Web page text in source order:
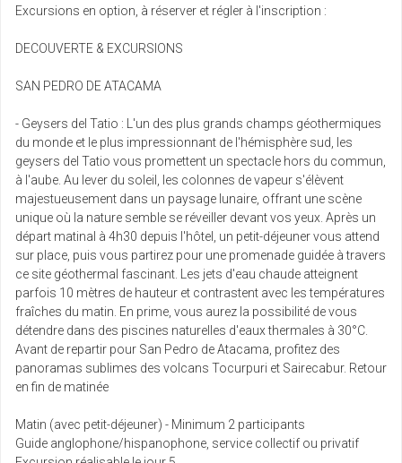
08 9597 €/pers.
09
mai
9629 €/pers.
18/05/2027
ven.
14
mai
9859 €/pers.
23/05/2027
sam.
15
mai
9597 €/pers.
24/05/2027
dim.
16
mai
9586 €/pers.
25/05/2027
17
mai
9629 €/pers.
26/05/2027
Excursions en option, à réserver et régler à l'inscription :
DECOUVERTE & EXCURSIONS
SAN PEDRO DE ATACAMA
- Geysers del Tatio : L'un des plus grands champs géothermiques
du monde et le plus impressionnant de l'hémisphère sud, les
geysers del Tatio vous promettent un spectacle hors du commun,
à l'aube. Au lever du soleil, les colonnes de vapeur s'élèvent
majestueusement dans un paysage lunaire, offrant une scène
unique où la nature semble se réveiller devant vos yeux. Après un
départ matinal à 4h30 depuis l'hôtel, un petit-déjeuner vous attend
sur place, puis vous partirez pour une promenade guidée à travers
ce site géothermal fascinant. Les jets d'eau chaude atteignent
parfois 10 mètres de hauteur et contrastent avec les températures
fraîches du matin. En prime, vous aurez la possibilité de vous
détendre dans des piscines naturelles d'eaux thermales à 30°C.
Avant de repartir pour San Pedro de Atacama, profitez des
panoramas sublimes des volcans Tocurpuri et Sairecabur. Retour
en fin de matinée
Matin (avec petit-déjeuner) - Minimum 2 participants
Guide anglophone/hispanophone, service collectif ou privatif